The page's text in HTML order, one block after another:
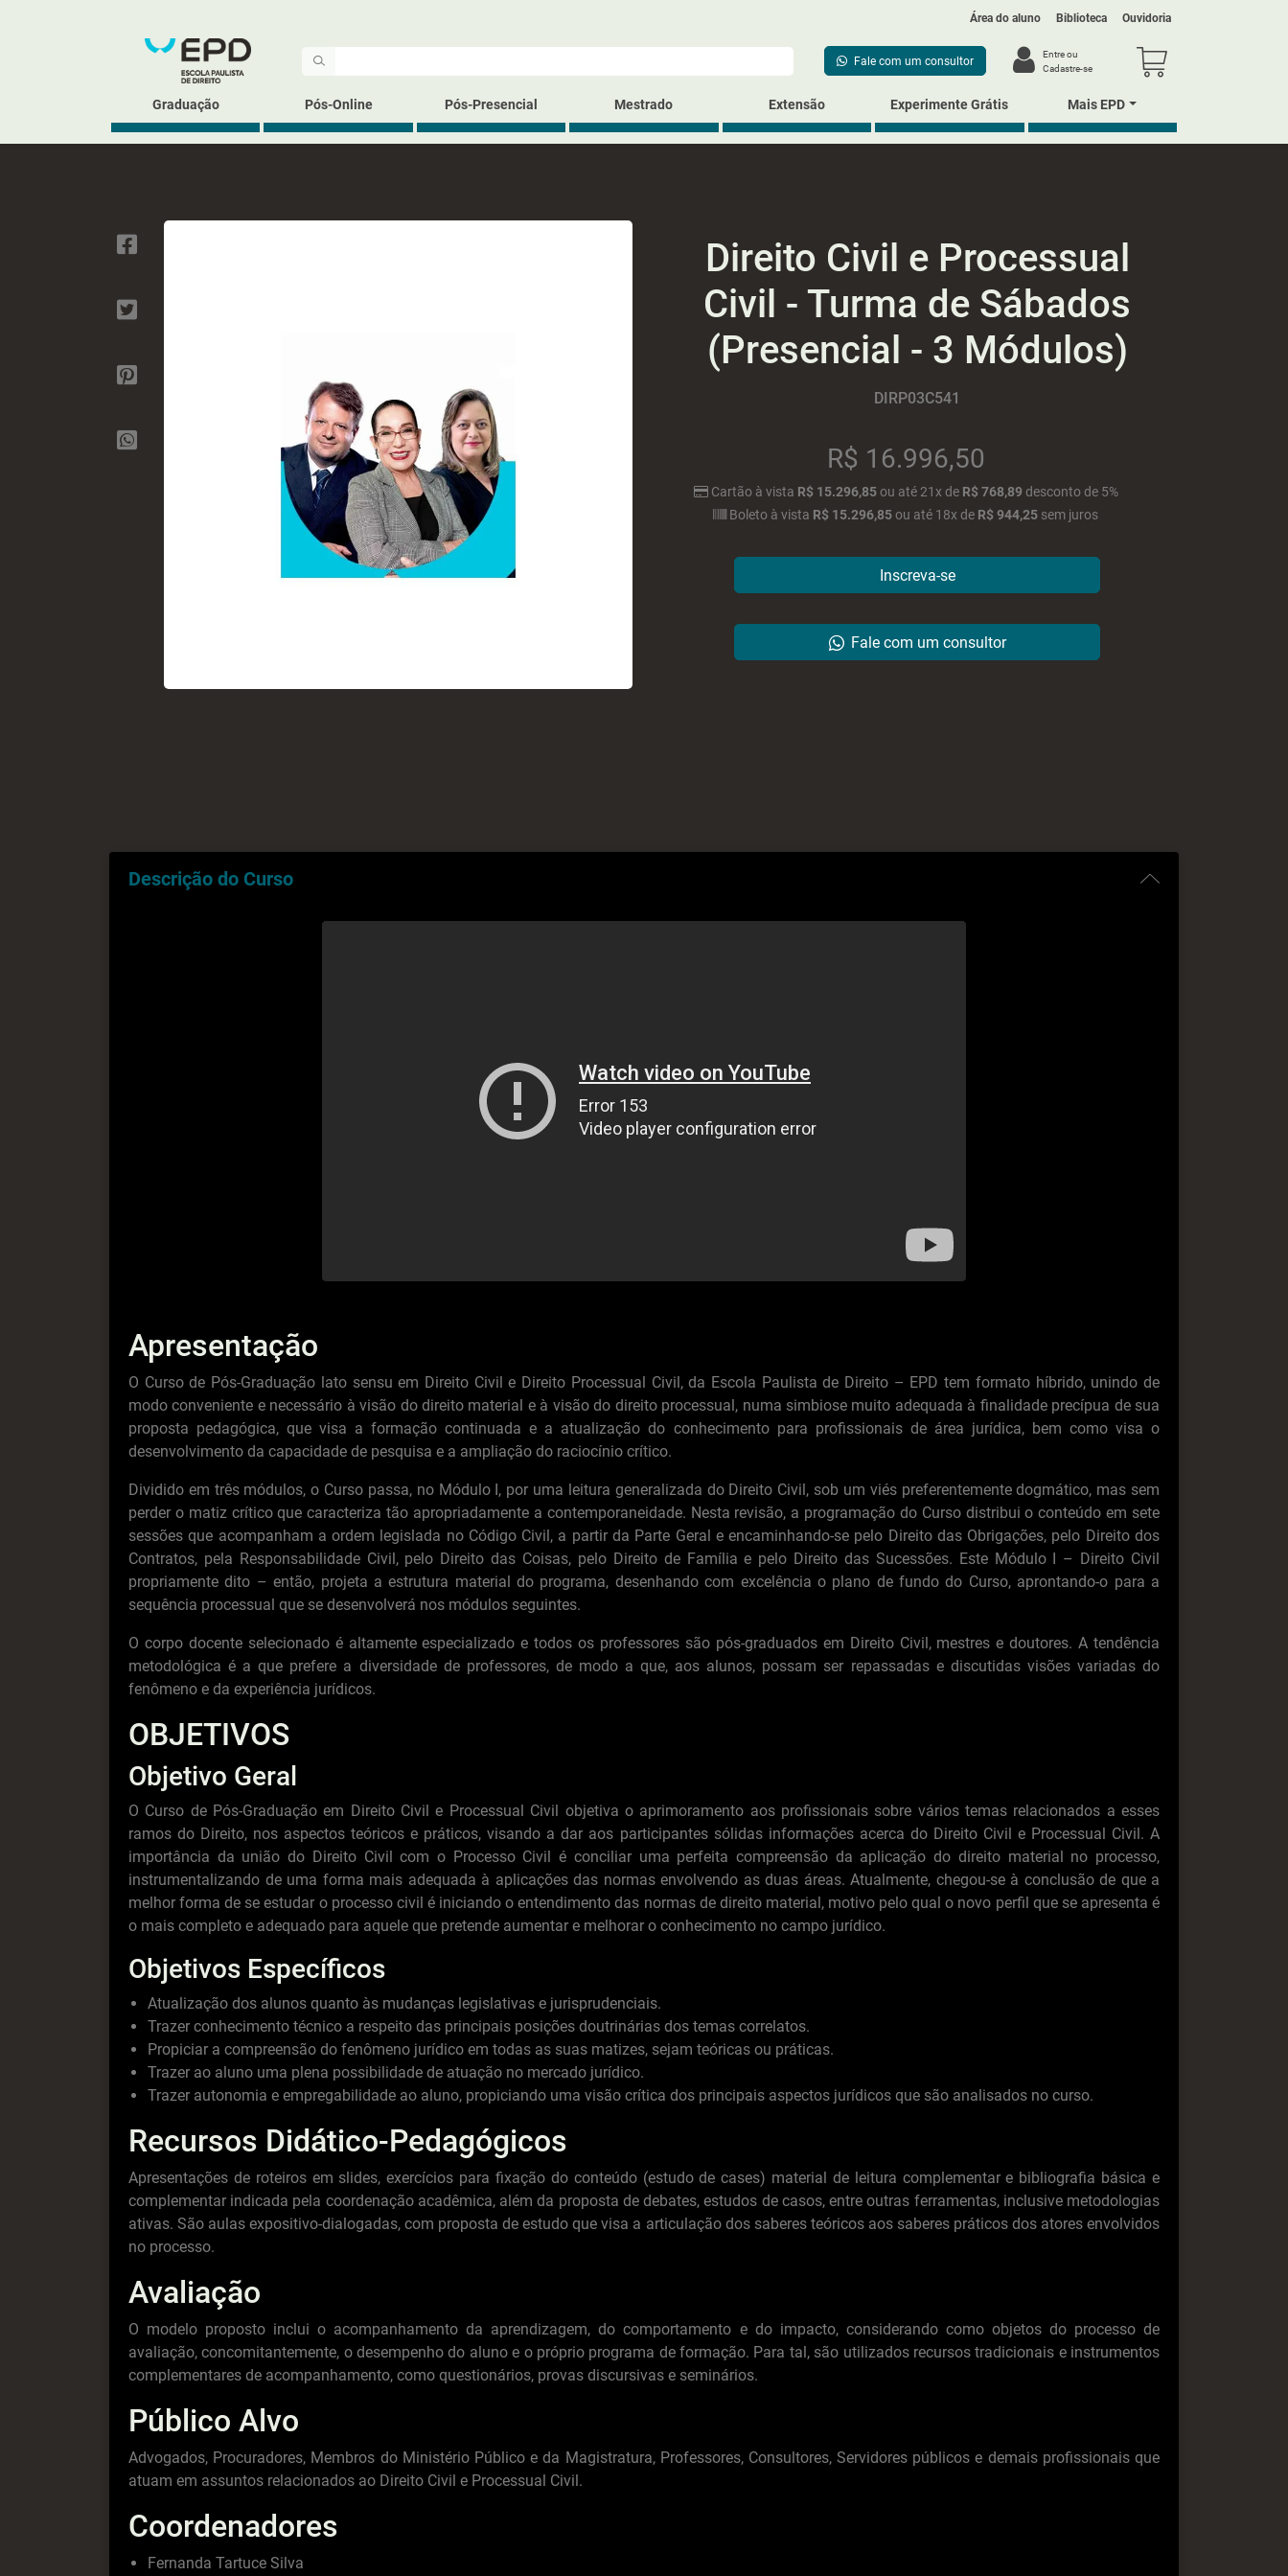
Área do aluno Biblioteca Ouvidoria
Entre ou
Cadastre-se
Graduação Pós-Online Pós-Presencial Mestrado Extensão Experimente Grátis Mais EPD
Direito Civil e Processual
Civil - Turma de Sábados
(Presencial - 3 Módulos)
DIRP03C541
R$ 16.996,50
Cartão à vista R$ 15.296,85 ou até 21x de R$ 768,89 desconto de 5%
Boleto à vista R$ 15.296,85ou até 18x de R$ 944,25 sem juros
Descrição do Curso
Apresentação
O Curso de Pós-Graduação lato sensu em Direito Civil e Direito Processual Civil, da Escola Paulista de Direito – EPD tem formato híbrido, unindo de
modo conveniente e necessário à visão do direito material e à visão do direito processual, numa simbiose muito adequada à finalidade precípua de sua
proposta pedagógica, que visa a formação continuada e a atualização do conhecimento para profissionais de área jurídica, bem como visa o
desenvolvimento da capacidade de pesquisa e a ampliação do raciocínio crítico.
Dividido em três módulos, o Curso passa, no Módulo I, por uma leitura generalizada do Direito Civil, sob um viés preferentemente dogmático, mas sem
perder o matiz crítico que caracteriza tão apropriadamente a contemporaneidade. Nesta revisão, a programação do Curso distribui o conteúdo em sete
sessões que acompanham a ordem legislada no Código Civil, a partir da Parte Geral e encaminhando-se pelo Direito das Obrigações, pelo Direito dos
Contratos, pela Responsabilidade Civil, pelo Direito das Coisas, pelo Direito de Família e pelo Direito das Sucessões. Este Módulo I – Direito Civil
propriamente dito – então, projeta a estrutura material do programa, desenhando com excelência o plano de fundo do Curso, aprontando-o para a
sequência processual que se desenvolverá nos módulos seguintes.
O corpo docente selecionado é altamente especializado e todos os professores são pós-graduados em Direito Civil, mestres e doutores. A tendência
metodológica é a que prefere a diversidade de professores, de modo a que, aos alunos, possam ser repassadas e discutidas visões variadas do
fenômeno e da experiência jurídicos.
OBJETIVOS
Objetivo Geral
O Curso de Pós-Graduação em Direito Civil e Processual Civil objetiva o aprimoramento aos profissionais sobre vários temas relacionados a esses
ramos do Direito, nos aspectos teóricos e práticos, visando a dar aos participantes sólidas informações acerca do Direito Civil e Processual Civil. A
importância da união do Direito Civil com o Processo Civil é conciliar uma perfeita compreensão da aplicação do direito material no processo,
instrumentalizando de uma forma mais adequada à aplicações das normas envolvendo as duas áreas. Atualmente, chegou-se à conclusão de que a
melhor forma de se estudar o processo civil é iniciando o entendimento das normas de direito material, motivo pelo qual o novo perfil que se apresenta é
o mais completo e adequado para aquele que pretende aumentar e melhorar o conhecimento no campo jurídico.
Objetivos Específicos
Atualização dos alunos quanto às mudanças legislativas e jurisprudenciais.
Trazer conhecimento técnico a respeito das principais posições doutrinárias dos temas correlatos.
Propiciar a compreensão do fenômeno jurídico em todas as suas matizes, sejam teóricas ou práticas.
Trazer ao aluno uma plena possibilidade de atuação no mercado jurídico.
Trazer autonomia e empregabilidade ao aluno, propiciando uma visão crítica dos principais aspectos jurídicos que são analisados no curso.
Recursos Didático-Pedagógicos
Apresentações de roteiros em slides, exercícios para fixação do conteúdo (estudo de cases) material de leitura complementar e bibliografia básica e
complementar indicada pela coordenação acadêmica, além da proposta de debates, estudos de casos, entre outras ferramentas, inclusive metodologias
ativas. São aulas expositivo-dialogadas, com proposta de estudo que visa a articulação dos saberes teóricos aos saberes práticos dos atores envolvidos
no processo.
Avaliação
O modelo proposto inclui o acompanhamento da aprendizagem, do comportamento e do impacto, considerando como objetos do processo de
avaliação, concomitantemente, o desempenho do aluno e o próprio programa de formação. Para tal, são utilizados recursos tradicionais e instrumentos
complementares de acompanhamento, como questionários, provas discursivas e seminários.
Público Alvo
Advogados, Procuradores, Membros do Ministério Público e da Magistratura, Professores, Consultores, Servidores públicos e demais profissionais que
atuam em assuntos relacionados ao Direito Civil e Processual Civil.
Coordenadores
Fernanda Tartuce Silva